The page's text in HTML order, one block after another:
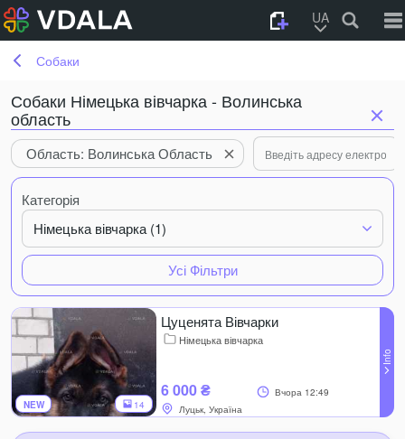
UA
Собаки
Собаки Німецька вівчарка - Волинська
область
Область: Волинська Область
Категорія
Німецька вівчарка (1)
Усі Фільтри
14
NEW
Цуценята Вівчарки
Німецька вівчарка
6 000 ₴
Вчора 12:49
Луцьк, Україна